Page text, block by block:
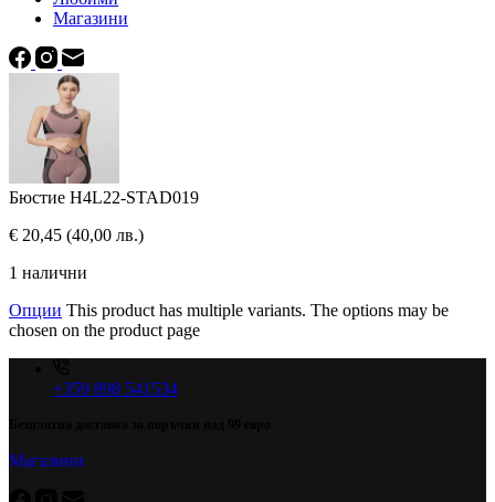
Магазини
Бюстие H4L22-STAD019
€ 20,45 (40,00 лв.)
1 налични
Опции This product has multiple variants. The options may be
chosen on the product page
+359 898 541534
Магазини